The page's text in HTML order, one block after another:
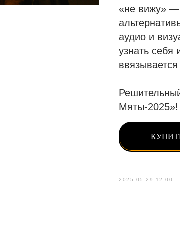
«не вижу» —
аудио и
узнать себя
Мяты-2025»!
2025-05-29 12:00